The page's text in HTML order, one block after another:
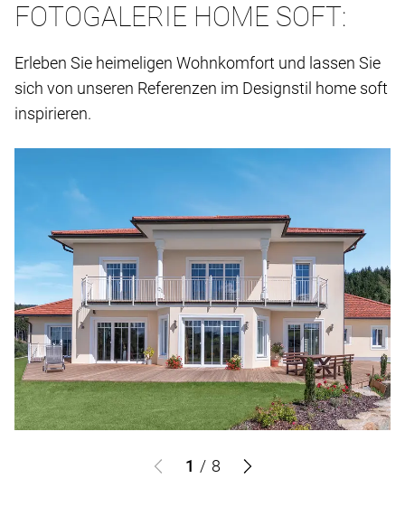
FOTOGALERIE HOME SOFT:
Erleben Sie heimeligen Wohnkomfort und lassen Sie
sich von unseren Referenzen im Designstil home soft
inspirieren.
1 / 8